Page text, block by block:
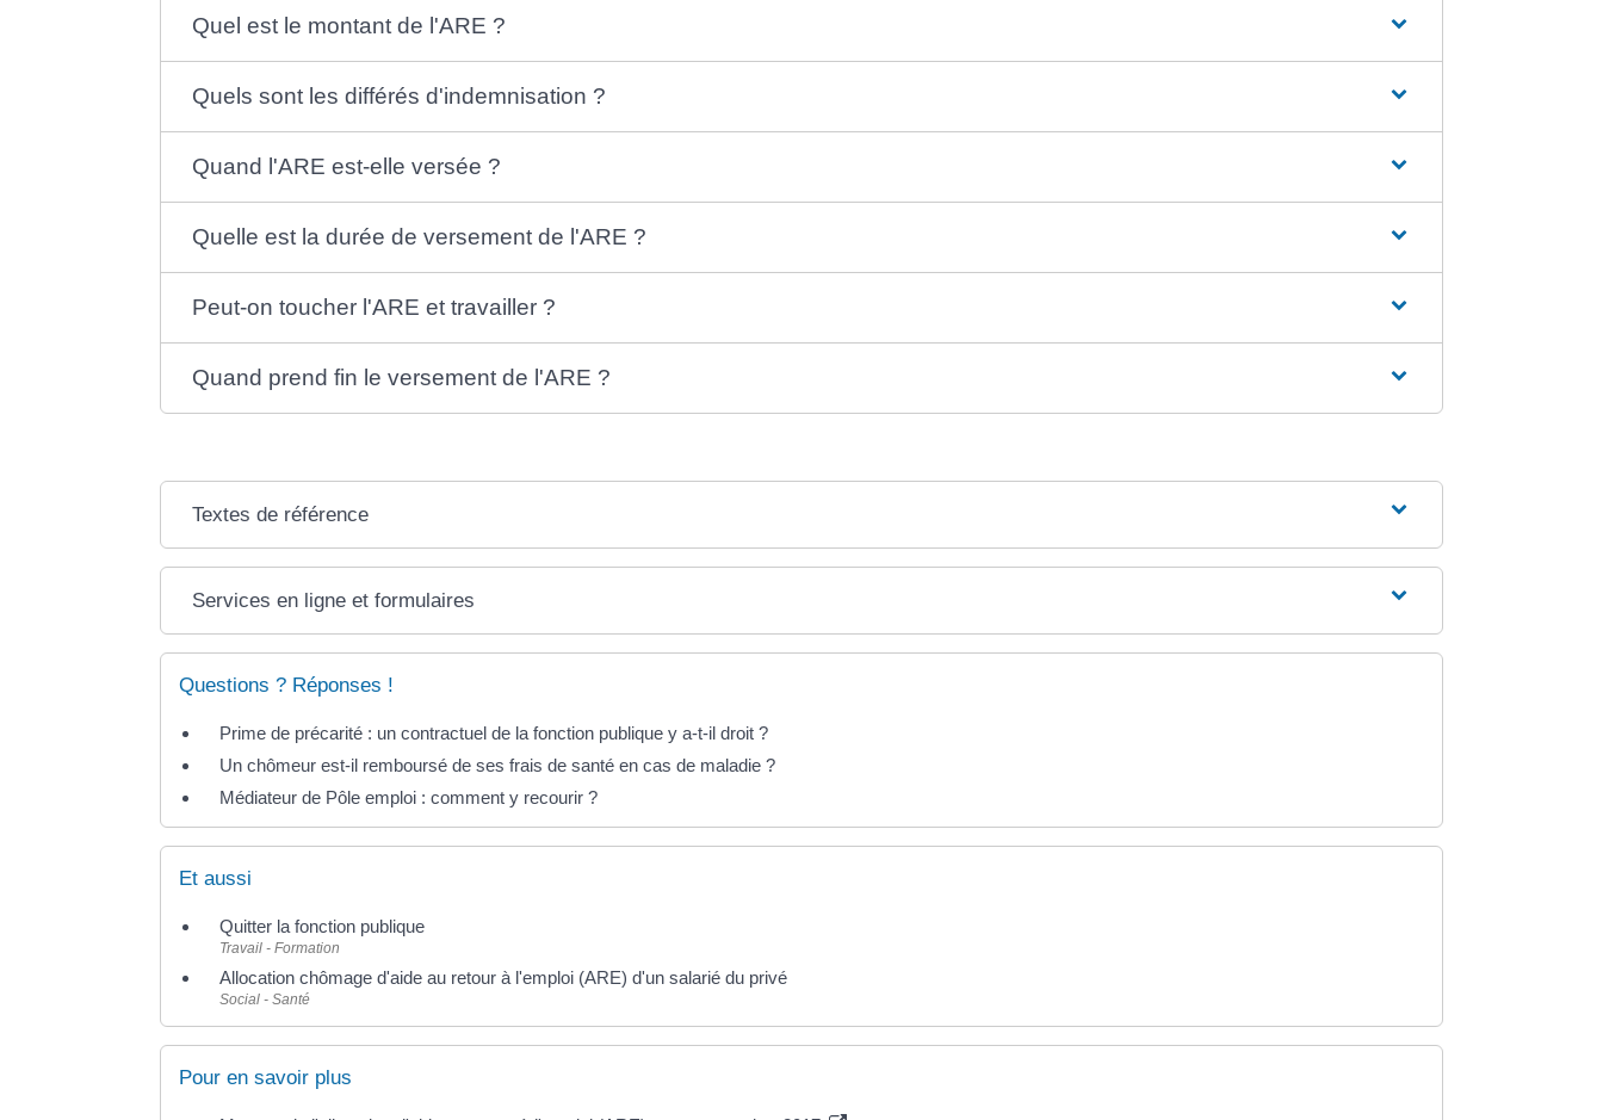
Quel est le montant de l'ARE ?
Quels sont les différés d'indemnisation ?
Quand l'ARE est-elle versée ?
Quelle est la durée de versement de l'ARE ?
Peut-on toucher l'ARE et travailler ?
Quand prend fin le versement de l'ARE ?
Textes de référence
Services en ligne et formulaires
Questions ? Réponses !
Prime de précarité : un contractuel de la fonction publique y a-t-il droit ?
Un chômeur est-il remboursé de ses frais de santé en cas de maladie ?
Médiateur de Pôle emploi : comment y recourir ?
Et aussi
Quitter la fonction publique
Travail - Formation
Allocation chômage d'aide au retour à l'emploi (ARE) d'un salarié du privé
Social - Santé
Pour en savoir plus